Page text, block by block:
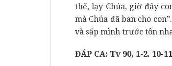
thế, lạy Chúa, giờ đây
mà Chúa đã ban cho
và sấp mình trước tôn
ĐÁP CA: Tv 90, 1-2. 10-